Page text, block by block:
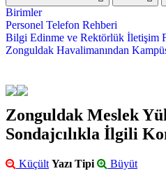
Birimler
Personel Telefon Rehberi
Bilgi Edinme ve Rektörlük İletişim
Zonguldak Havalimanından
Zonguldak Meslek
Sondajcılıkla İlgili
Küçült Yazı Tipi Büyüt